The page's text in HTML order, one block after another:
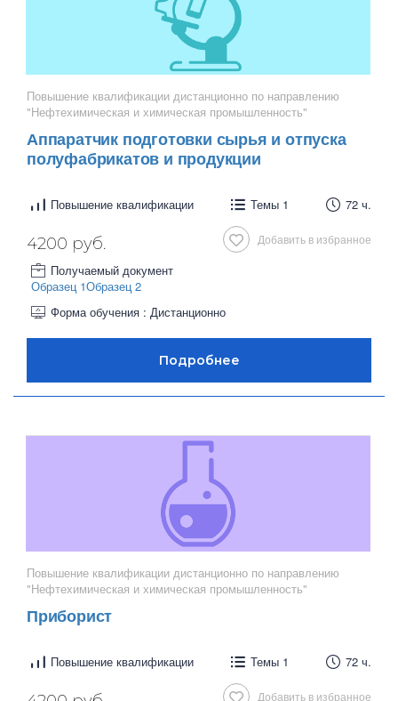
Повышение квалификации дистанционно по направлению
"Нефтехимическая и химическая промышленность"
Аппаратчик подготовки сырья и отпуска
полуфабрикатов и продукции
Повышение квалификации Темы 1 72 ч.
Добавить в избранное
4200 руб.
Получаемый документ
Образец 1Образец 2
Форма обучения : Дистанционно
Повышение квалификации дистанционно по направлению
"Нефтехимическая и химическая промышленность"
Приборист
Повышение квалификации Темы 1 72 ч.
Добавить в избранное